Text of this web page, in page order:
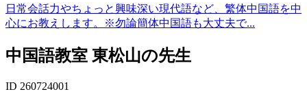
日常会話力やちょっと興味深い現代語など、繁体中国語を中
心にお教えします。※勿論簡体中国語も大丈夫で...
中国語教室 東松山の先生
ID 260724001